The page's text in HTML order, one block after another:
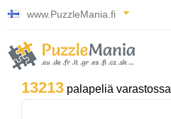
www.PuzzleMania.fi
13213 palapeliä varastossa